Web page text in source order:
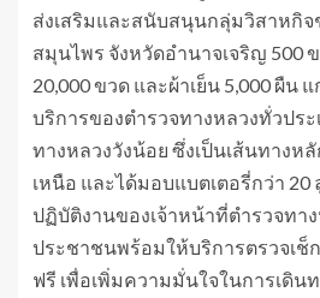
ส่งเสริมและสนับสนุนกลุ่มวิสาหกิ
สมุนไพร จังหวัดอำนาจเจริญ 500
20,000 ขวด และผ้าเย็น 5,000 ผืน
บริการของตำรวจทางหลวงทั่วประ
ทางหลวงวังน้อย ซึ่งเป็นเส้นทาง
เหนือ และได้มอบแบตเตอรี่กว่า
ปฏิบัติงานของเจ้าหน้าที่ตำรวจทา
ประชาชนพร้อมให้บริการตรวจเช็
ฟรี เพื่อเพิ่มความมั่นใจในการเดิน